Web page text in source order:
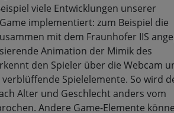
viele Entwicklungen unserer
implementiert: zum Beispiel die
mit dem Fraunhofer IIS
Animation der Mimik des
den Spieler über die Webcam
Spielelemente. So wird
Alter und Geschlecht anders vom
Andere Game-Elemente